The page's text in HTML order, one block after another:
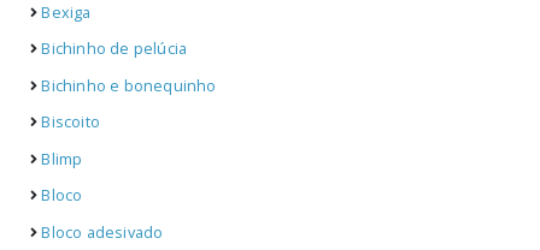
Bexiga
Bichinho de pelúcia
Bichinho e bonequinho
Biscoito
Blimp
Bloco
Bloco adesivado